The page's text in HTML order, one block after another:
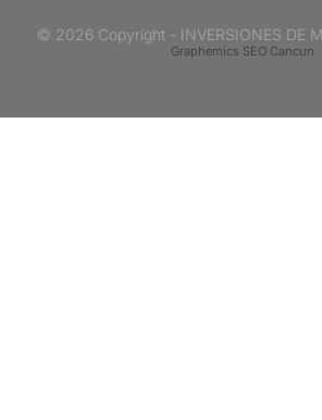
© 2026 Copyright - INVERSIONES DE
Graphemics SEO Cancun